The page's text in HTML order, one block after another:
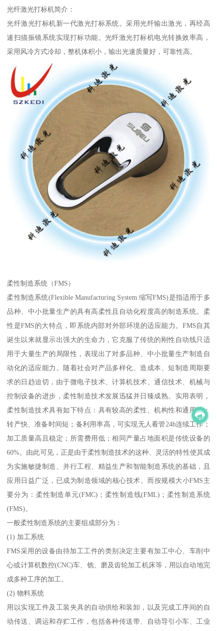
光纤激光打标机简介：
光纤激光打标机新一代激光打标系统。采用光纤输出激光，再经高
速扫描振镜系统实现打标功能。光纤激光打标机电光转换效率高，
采用风冷方式冷却，整机体积小，输出光速质量好，可靠性高。
柔性制造系统（FMS）
柔性制造系统(Flexible Manufacturing System 缩写FMS)是指适用于多
品种、中小批量生产的具有高柔性且自动化程度高的制造系统。柔
性是FMS的大特点，即系统内部对外部环境的适应能力。FMS自其
诞生以来就显示出强大的生命力，它克服了传统的刚性自动线只适
用于大量生产的局限性，表现出了对多品种、中小批量生产制造自
动化的适应能力。随着社会对产品多样化、造成本、短制造周期要
求的日趋迫切，由于微电子技术、计算机技术、通信技术、机械与
控制设备的进步，柔性制造技术发展迅猛并日臻成熟。实用表明，
柔性制造技术具有如下特点：具有较高的柔性、机构性和通用性；
转产快、准备时间短；备利用率高，可实现无人看管24h连续工作；
加工质量高且稳定；所需费用低；相同产量占地面积是传统设备的
60%。由此可见，正是由于柔性制造技术的这种、灵活的特性使其成
为实施敏捷制造、并行工程、精益生产和智能制造系统的基础，且
应用日益广泛，已成为制造领域的核心技术。而按规模大小FMS主
要分为：柔性制造单元(FMC)；柔性制造线(FML)；柔性制造系统
(FMS)。
一般柔性制造系统的主要组成部分为：
(1) 加工系统
FMS采用的设备由待加工工件的类别决定主要有加工中心、车削中
心或计算机数控(CNC)车、铣、磨及齿轮加工机床等，用以自动地完
成多种工序的加工。
(2) 物料系统
用以实现工件及工装夹具的自动供给和装卸，以及完成工序间的自
动传送、调运和存贮工作，包括各种传送带、自动导引小车、工业